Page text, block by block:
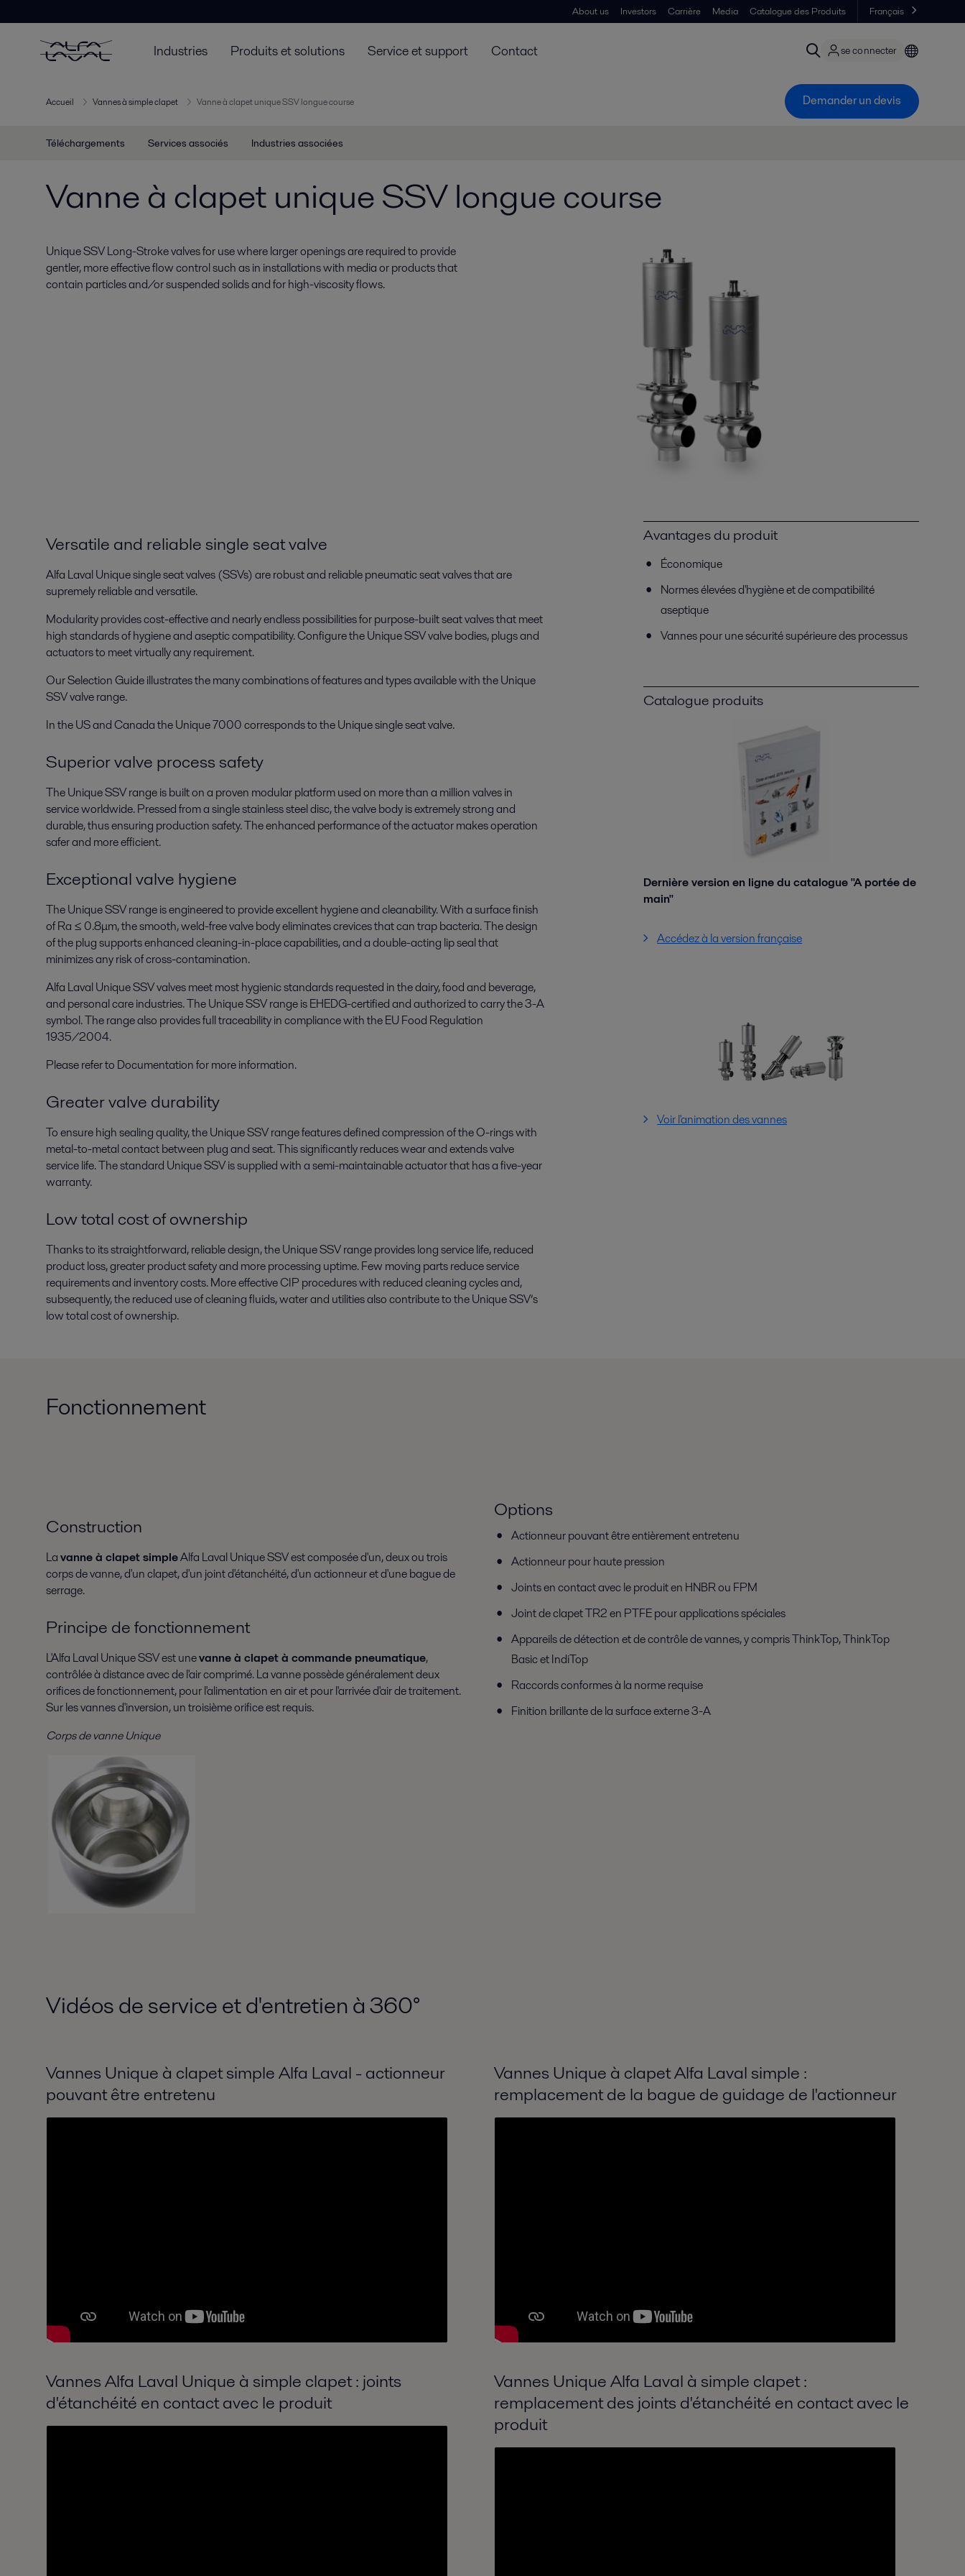
About us Investors Carrière Media Catalogue des Produits Français
Industries Produits et solutions Service et support Contact se connecter
Accueil Vannes à simple clapet Vanne à clapet unique SSV longue course Demander un devis
Téléchargements Services associés Industries associées
Vanne à clapet unique SSV longue course
Unique SSV Long-Stroke valves for use where larger openings are required to provide
gentler, more effective flow control such as in installations with media or products that
contain particles and/or suspended solids and for high-viscosity flows.
Versatile and reliable single seat valve
Alfa Laval Unique single seat valves (SSVs) are robust and reliable pneumatic seat valves that are
supremely reliable and versatile.
Modularity provides cost-effective and nearly endless possibilities for purpose-built seat valves that meet
high standards of hygiene and aseptic compatibility. Configure the Unique SSV valve bodies, plugs and
actuators to meet virtually any requirement.
Our Selection Guide illustrates the many combinations of features and types available with the Unique
SSV valve range.
In the US and Canada the Unique 7000 corresponds to the Unique single seat valve.
Superior valve process safety
The Unique SSV range is built on a proven modular platform used on more than a million valves in
service worldwide. Pressed from a single stainless steel disc, the valve body is extremely strong and
durable, thus ensuring production safety. The enhanced performance of the actuator makes operation
safer and more efficient.
Exceptional valve hygiene
The Unique SSV range is engineered to provide excellent hygiene and cleanability. With a surface finish
of Ra ≤ 0.8μm, the smooth, weld-free valve body eliminates crevices that can trap bacteria. The design
of the plug supports enhanced cleaning-in-place capabilities, and a double-acting lip seal that
minimizes any risk of cross-contamination.
Alfa Laval Unique SSV valves meet most hygienic standards requested in the dairy, food and beverage,
and personal care industries. The Unique SSV range is EHEDG-certified and authorized to carry the 3-A
symbol. The range also provides full traceability in compliance with the EU Food Regulation
1935/2004.
Please refer to Documentation for more information.
Greater valve durability
To ensure high sealing quality, the Unique SSV range features defined compression of the O-rings with
metal-to-metal contact between plug and seat. This significantly reduces wear and extends valve
service life. The standard Unique SSV is supplied with a semi-maintainable actuator that has a five-year
warranty.
Low total cost of ownership
Thanks to its straightforward, reliable design, the Unique SSV range provides long service life, reduced
product loss, greater product safety and more processing uptime. Few moving parts reduce service
requirements and inventory costs. More effective CIP procedures with reduced cleaning cycles and,
subsequently, the reduced use of cleaning fluids, water and utilities also contribute to the Unique SSV’s
low total cost of ownership.
Avantages du produit
Économique
Normes élevées d'hygiène et de compatibilité
aseptique
Vannes pour une sécurité supérieure des processus
Catalogue produits
Dernière version en ligne du catalogue "A portée de
main"
Accédez à la version française
Voir l'animation des vannes
Fonctionnement
Construction
Lavanne à clapet simpleAlfa Laval Unique SSV est composée d'un, deux ou trois
corps de vanne, d'un clapet, d'un joint d'étanchéité, d'un actionneur et d'une bague de
serrage.
Principe de fonctionnement
L'Alfa Laval Unique SSV est unevanne à clapet à commande pneumatique,
contrôlée à distance avec de l'air comprimé. La vanne possède généralement deux
orifices de fonctionnement, pour l'alimentation en air et pour l'arrivée d'air de traitement.
Sur les vannes d'inversion, un troisième orifice est requis.
Corps de vanne Unique
Options
Actionneur pouvant être entièrement entretenu
Actionneur pour haute pression
Joints en contact avec le produit en HNBR ou FPM
Joint de clapet TR2 en PTFE pour applications spéciales
Appareils de détection et de contrôle de vannes, y compris ThinkTop, ThinkTop
Basic et IndiTop
Raccords conformes à la norme requise
Finition brillante de la surface externe 3-A
Vidéos de service et d'entretien à 360°
Vannes Unique à clapet simple Alfa Laval - actionneur
pouvant être entretenu
Vannes Unique à clapet Alfa Laval simple :
remplacement de la bague de guidage de l'actionneur
Vannes Alfa Laval Unique à simple clapet : joints
d'étanchéité en contact avec le produit
Vannes Unique Alfa Laval à simple clapet :
remplacement des joints d'étanchéité en contact avec le
produit